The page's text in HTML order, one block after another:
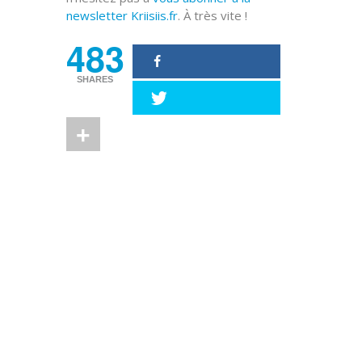
newsletter Kriisiis.fr. À très vite !
483
SHARES